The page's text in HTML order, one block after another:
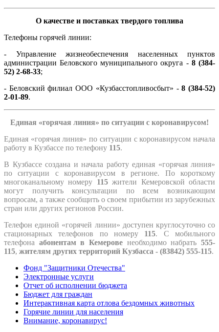
О качестве и поставках твердого топлива
Телефоны горячей линии:
- Управление жизнеобеспечения населенных пунктов
администрации Беловского муниципального округа - 8 (384-
52) 2-68-33;
- Беловский филиал ООО «Кузбасстопливосбыт» -8 (384-52)
2-01-89.
Единая «горячая линия» по ситуации с коронавирусом!
Единая «горячая линия» по ситуации с коронавирусом начала
работу в Кузбассе по телефону 115.
В Кузбассе создана и начала работу единая «горячая линия»
по ситуации с коронавирусом в регионе. По короткому
многоканальному номеру 115жители Кемеровской области
могут получить консультации по всем возникающим
вопросам, а также сообщить о своем прибытии из зарубежных
стран или других регионов России.
Телефон единой «горячей линии» доступен круглосуточно со
стационарных телефонов по номеру 115. С мобильного
телефона абонентам в Кемерове необходимо набрать555-
115, жителям других территорий Кузбасса - (83842) 555-115.
Фонд "Защитники Отечества"
Электронные услуги
Отчет об исполнении бюджета
Бюджет для граждан
Интерактивная карта отлова бездомных животных
Горячие линии для населения
Внимание, коронавирус!